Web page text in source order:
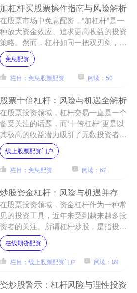
加杠杆买股票操作指南与风险解析
在股票市场中免息配资，“加杠杆”是一
种放大资金效应、追求更高收益的投资
策略。然而，杠杆如同一把双刃剑，既
能加速财富积累，也可能导致巨额亏
损。本文将为您详细解析加....
免息配资
栏目：免息股票配资 阅读：50
股票十倍杠杆：风险与机遇全解析
在股票投资领域，杠杆交易一直是一个
备受关注的话题，而“十倍杠杆”更是以
其极高的收益潜力吸引了无数投资者的
目光。然而线上股票配资门户，高回报
往往伴随着高风险，十倍....
线上股票配资门户
栏目：免息配资 阅读：62
炒股资金杠杆：风险与机遇并存
在股票投资领域，资金杠杆作为一种常
见的投资工具，近年来受到越来越多投
资者的关注。所谓杠杆炒股，是指投资
者通过向证券公司或其他金融机构借
款，用较少的自有资金撬动更....
在线期货配资
栏目：线上股票配资门户 阅读：89
资炒股警示：杠杆风险与理性投资